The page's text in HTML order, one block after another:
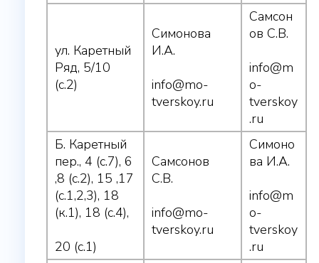
ул. Каретный
Ряд, 5/10
(с.2)
Симонова
И.А.
info@mo-
tverskoy.ru
Самсон
ов С.В.
info@m
o-
tverskoy
.ru
Б. Каретный
пер., 4 (с.7), 6
,8 (с.2), 15 ,17
(с.1,2,3), 18
(к.1), 18 (с.4),
20 (с.1)
Самсонов
С.В.
info@mo-
tverskoy.ru
Симоно
ва И.А.
info@m
o-
tverskoy
.ru